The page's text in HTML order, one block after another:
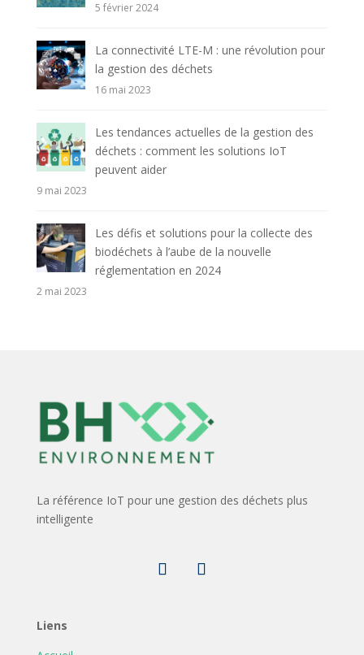
5 février 2024
La connectivité LTE-M : une révolution pour
la gestion des déchets
16 mai 2023
Les tendances actuelles de la gestion des
déchets : comment les solutions IoT
peuvent aider
9 mai 2023
Les défis et solutions pour la collecte des
biodéchets à l’aube de la nouvelle
réglementation en 2024
2 mai 2023
La référence IoT pour une gestion des déchets plus
intelligente
Liens